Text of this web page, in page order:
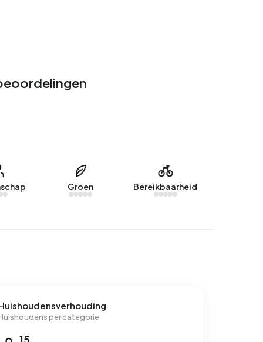
Groen Bereikbaarheid
per categorie